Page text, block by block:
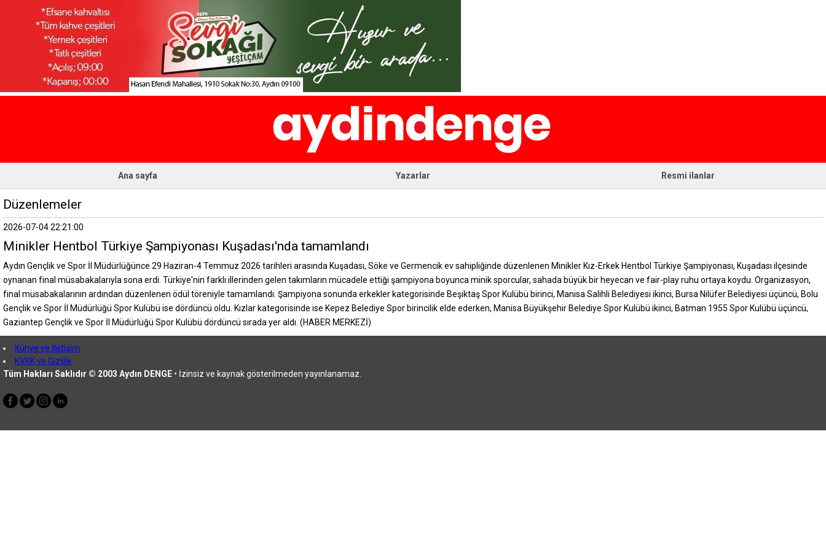
Ana sayfa Yazarlar Resmi ilanlar
Düzenlemeler
2026-07-04 22:21:00
Minikler Hentbol Türkiye Şampiyonası Kuşadası'nda tamamlandı
Aydın Gençlik ve Spor İl Müdürlüğünce 29 Haziran-4 Temmuz 2026 tarihleri arasında Kuşadası, Söke ve Germencik ev sahipliğinde düzenlenen Minikler Kız-Erkek Hentbol Türkiye Şampiyonası, Kuşadası ilçesinde
oynanan final müsabakalarıyla sona erdi. Türkiye'nin farklı illerinden gelen takımların mücadele ettiği şampiyona boyunca minik sporcular, sahada büyük bir heyecan ve fair-play ruhu ortaya koydu. Organizasyon,
final müsabakalarının ardından düzenlenen ödül töreniyle tamamlandı. Şampiyona sonunda erkekler kategorisinde Beşiktaş Spor Kulübü birinci, Manisa Salihli Belediyesi ikinci, Bursa Nilüfer Belediyesi üçüncü, Bolu
Gençlik ve Spor İl Müdürlüğü Spor Kulübü ise dördüncü oldu. Kızlar kategorisinde ise Kepez Belediye Spor birincilik elde ederken, Manisa Büyükşehir Belediye Spor Kulübü ikinci, Batman 1955 Spor Kulübü üçüncü,
Gaziantep Gençlik ve Spor İl Müdürlüğü Spor Kulübü dördüncü sırada yer aldı. (HABER MERKEZİ)
Künye ve İletişim
KVKK ve Gizlilik
Tüm Hakları Saklıdır © 2003 Aydın DENGE • İzinsiz ve kaynak gösterilmeden yayınlanamaz.